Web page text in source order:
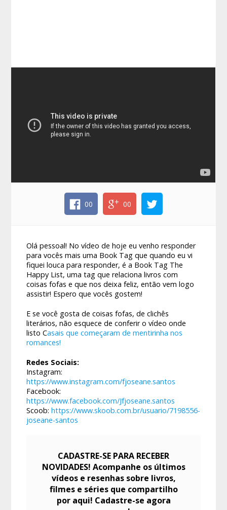
00 00
Olá pessoal! No vídeo de hoje eu venho responder
para vocês mais uma Book Tag que quando eu vi
fiquei louca para responder, é a Book Tag The
Happy List, uma tag que relaciona livros com
coisas fofas e que nos deixa feliz, então vem logo
assistir! Espero que vocês gostem!
E se você gosta de coisas fofas, de clichês
literários, não esquece de conferir o vídeo onde
listo Casais que começaram de mentirinha nos
romances!
Redes Sociais:
Instagram:
https://www.instagram.com/fjoseane.santos
Facebook:
https://www.facebook.com/Jfjoseane.santos
Scoob:https://www.skoob.com.br/usuario/7198556-
joseane-santos
CADASTRE-SE PARA RECEBER
NOVIDADES! Acompanhe os últimos
vídeos e resenhas sobre livros,
filmes e séries que compartilho
por aqui! Cadastre-se agora